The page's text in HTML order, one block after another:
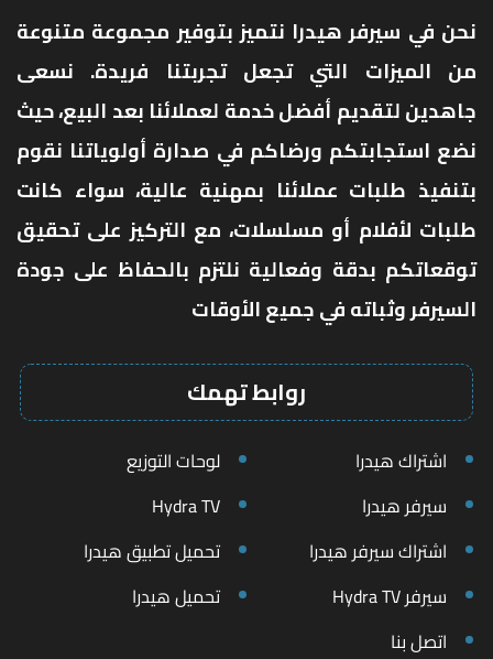
نحن في سيرفر هيدرا نتميز بتوفير مجموعة متنوعة
من الميزات التي تجعل تجربتنا فريدة. نسعى
جاهدين لتقديم أفضل خدمة لعملائنا بعد البيع، حيث
نضع استجابتكم ورضاكم في صدارة أولوياتنا نقوم
بتنفيذ طلبات عملائنا بمهنية عالية، سواء كانت
طلبات لأفلام أو مسلسلات، مع التركيز على تحقيق
توقعاتكم بدقة وفعالية نلتزم بالحفاظ على جودة
السيرفر وثباته في جميع الأوقات
روابط تهمك
اشتراك هيدرا
لوحات التوزيع
سيرفر هيدرا
Hydra TV
اشتراك سيرفر هيدرا
تحميل تطبيق هيدرا
سيرفر Hydra TV
تحميل هيدرا
اتصل بنا